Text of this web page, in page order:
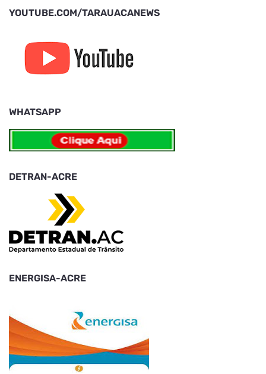
YOUTUBE.COM/TARAUACANEWS
WHATSAPP
DETRAN-ACRE
ENERGISA-ACRE